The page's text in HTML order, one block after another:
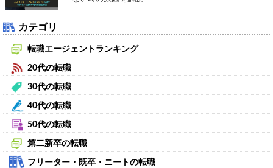
カテゴリ
転職エージェントランキング
20代の転職
30代の転職
40代の転職
50代の転職
第二新卒の転職
フリーター・既卒・ニートの転職